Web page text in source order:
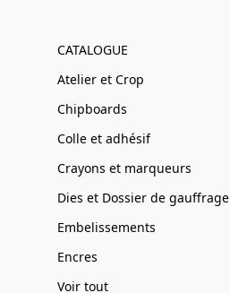
CATALOGUE
Atelier et Crop
Chipboards
Colle et adhésif
Crayons et marqueurs
Dies et Dossier de gauffrage
Embelissements
Encres
Voir tout